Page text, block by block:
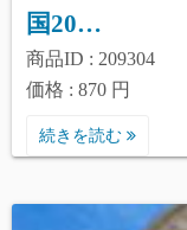
国20…
商品ID : 209304
価格 : 870 円
続きを読む